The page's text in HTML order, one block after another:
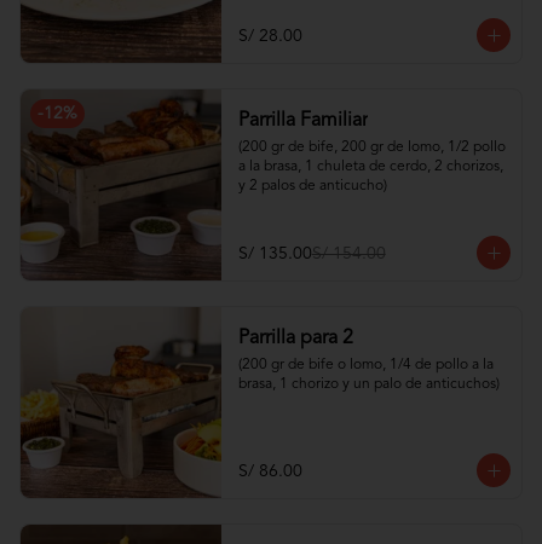
S/ 28.00
-12% Parrilla Familiar
(200 gr de bife, 200 gr de lomo, 1/2 pollo
a la brasa, 1 chuleta de cerdo, 2 chorizos,
y 2 palos de anticucho)
S/ 135.00S/ 154.00
Parrilla para 2
(200 gr de bife o lomo, 1/4 de pollo a la
brasa, 1 chorizo y un palo de anticuchos)
S/ 86.00